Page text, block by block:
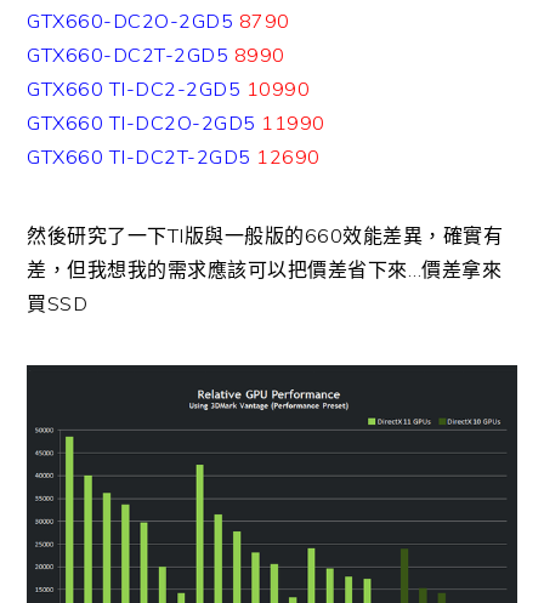
GTX660-DC2O-2GD5 8790
GTX660-DC2T-2GD5 8990
GTX660 TI-DC2-2GD5 10990
GTX660 TI-DC2O-2GD5 11990
GTX660 TI-DC2T-2GD5 12690
然後研究了一下TI版與一般版的660效能差異，確實有
差，但我想我的需求應該可以把價差省下來…價差拿來
買SSD